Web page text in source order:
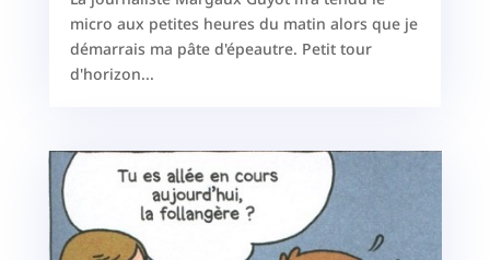
micro aux petites heures du matin alors que je
démarrais ma pâte d'épeautre. Petit tour
d'horizon...